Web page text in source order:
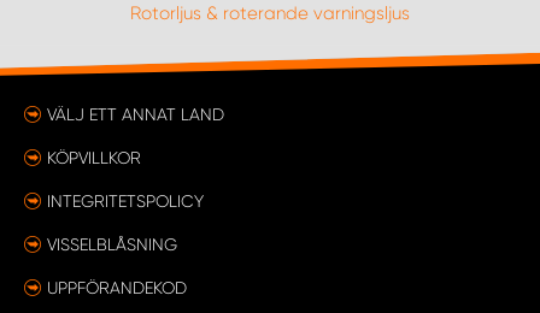
Rotorljus & roterande varningsljus
VÄLJ ETT ANNAT LAND
KÖPVILLKOR
INTEGRITETSPOLICY
VISSELBLÅSNING
UPPFÖRANDEKOD